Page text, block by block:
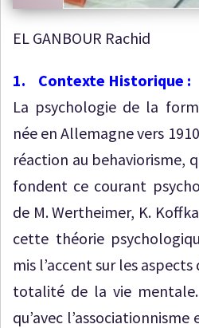
EL GANBOUR Rachid
1. Contexte Historique :
La psychologie de la
née en Allemagne vers
réaction au behaviorisme,
fondent ce courant
de M. Wertheimer, K.
cette théorie
mis l’accent sur les
totalité de la vie mentale.
qu’avec